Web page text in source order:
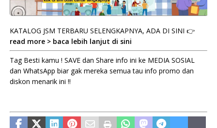
KATALOG JSM TERBARU SELENGKAPNYA, ADA DI SINI 👉
read more > baca lebih lanjut di sini
Tag Besti kamu ! SAVE dan Share info ini ke MEDIA SOSIAL
dan WhatsApp biar gak mereka semua tau info promo dan
diskon menarik ini !!